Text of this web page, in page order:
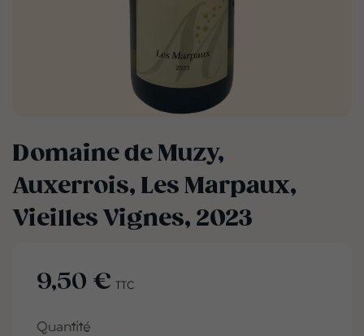
Domaine de Muzy,
Auxerrois, Les Marpaux,
Vieilles Vignes, 2023
9,50 € TTC
Quantité